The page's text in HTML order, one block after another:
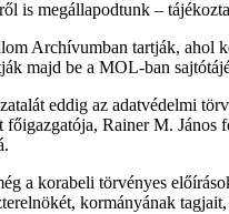
is megállapodtunk –
Archívumban tartják, ahol
majd be a MOL-ban
eddig az adatvédelmi
Rainer M.
a korabeli törvényes
kormányának